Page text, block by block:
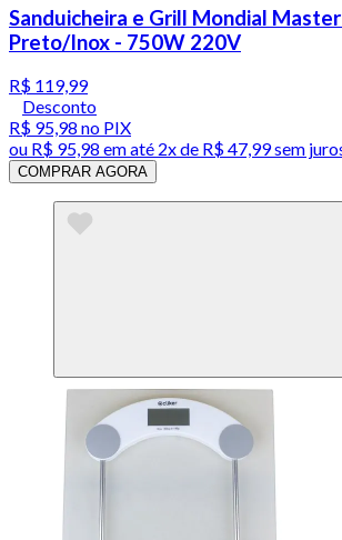
Sanduicheira e Grill Mondial
Preto/Inox - 750W 220V
R$ 119,99
Desconto
R$ 95,98 no PIX
ou R$ 95,98 em até 2x de R$ 47,99 sem
COMPRAR AGORA